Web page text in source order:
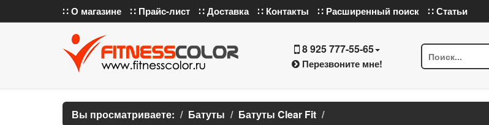
∷ О магазине ∷ Прайс-лист ∷ Доставка ∷ Контакты ∷ Расширенный поиск ∷ Статьи
8 925 777-55-65
Перезвоните мне!
Вы просматриваете: Батуты Батуты Clear Fit